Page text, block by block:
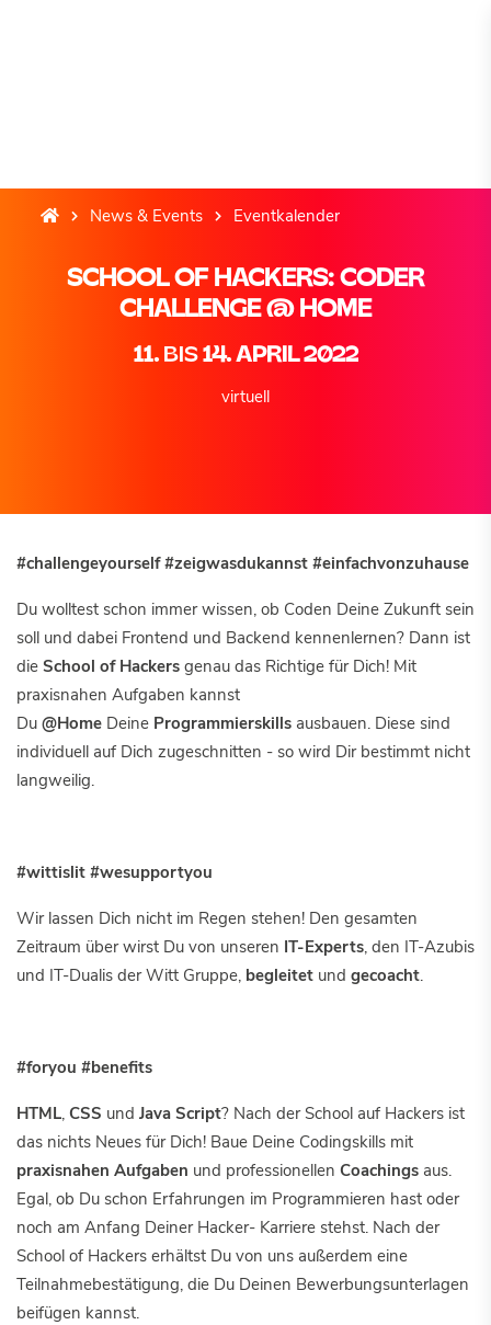
News & Events Eventkalender
SCHOOL OF HACKERS: CODER
CHALLENGE @ HOME
11.BIS 14. APRIL 2022
virtuell
#challengeyourself #zeigwasdukannst #einfachvonzuhause
Du wolltest schon immer wissen, ob Coden Deine Zukunft sein
soll und dabei Frontend und Backend kennenlernen? Dann ist
die School of Hackers genau das Richtige für Dich! Mit
praxisnahen Aufgaben kannst
Du @Home Deine Programmierskills ausbauen. Diese sind
individuell auf Dich zugeschnitten - so wird Dir bestimmt nicht
langweilig.
#wittislit #wesupportyou
Wir lassen Dich nicht im Regen stehen! Den gesamten
Zeitraum über wirst Du von unseren IT-Experts, den IT-Azubis
und IT-Dualis der Witt Gruppe, begleitet und gecoacht.
#foryou #benefits
HTML, CSS und Java Script? Nach der School auf Hackers ist
das nichts Neues für Dich! Baue Deine Codingskills mit
praxisnahen Aufgaben und professionellen Coachings aus.
Egal, ob Du schon Erfahrungen im Programmieren hast oder
noch am Anfang Deiner Hacker- Karriere stehst. Nach der
School of Hackers erhältst Du von uns außerdem eine
Teilnahmebestätigung, die Du Deinen Bewerbungsunterlagen
beifügen kannst.